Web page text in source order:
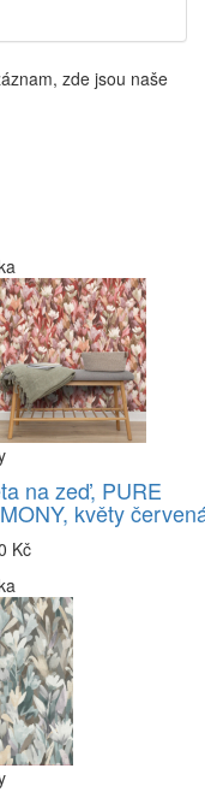
zde jsou naše
na zeď, PURE
květy
Kč